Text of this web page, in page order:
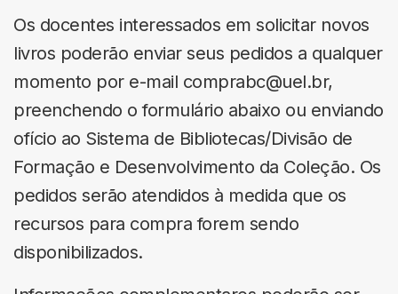
Os docentes interessados em solicitar novos
livros poderão enviar seus pedidos a qualquer
momento por e-mail comprabc@uel.br,
preenchendo o formulário abaixo ou enviando
ofício ao Sistema de Bibliotecas/Divisão de
Formação e Desenvolvimento da Coleção. Os
pedidos serão atendidos à medida que os
recursos para compra forem sendo
disponibilizados.